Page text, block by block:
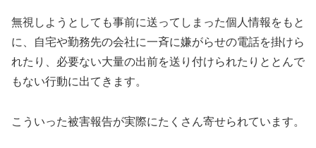
無視しようとしても事前に送ってしまった個人情報をもと
に、自宅や勤務先の会社に一斉に嫌がらせの電話を掛けら
れたり、必要ない大量の出前を送り付けられたりととんで
もない行動に出てきます。
こういった被害報告が実際にたくさん寄せられています。